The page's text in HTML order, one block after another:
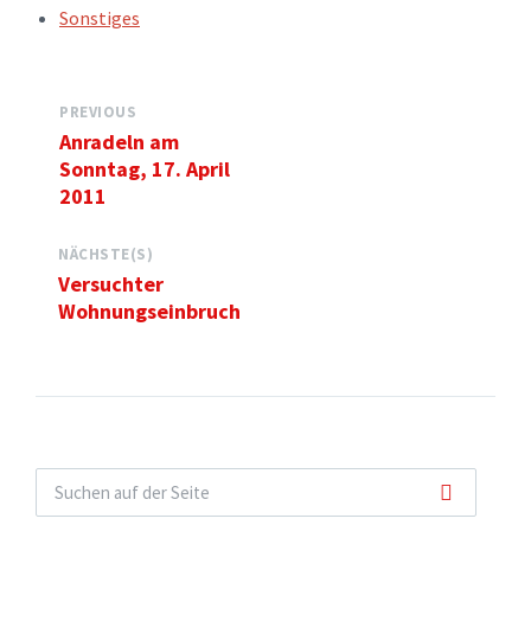
TAGS:Sonstiges
PREVIOUS
Anradeln am
Sonntag, 17. April
2011
NÄCHSTE(S)
Versuchter
Wohnungseinbruch